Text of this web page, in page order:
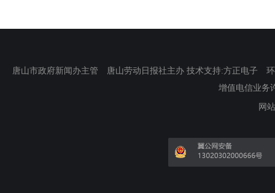
唐山市政府新闻办主管 唐山劳动日报社主办 技术支持:方正电子
增值电信业务
网